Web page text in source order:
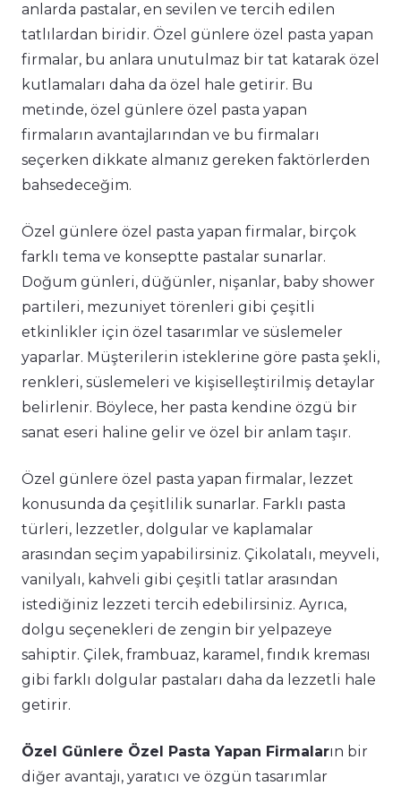
anlarda pastalar, en sevilen ve tercih edilen
tatlılardan biridir. Özel günlere özel pasta yapan
firmalar, bu anlara unutulmaz bir tat katarak özel
kutlamaları daha da özel hale getirir. Bu
metinde, özel günlere özel pasta yapan
firmaların avantajlarından ve bu firmaları
seçerken dikkate almanız gereken faktörlerden
bahsedeceğim.
Özel günlere özel pasta yapan firmalar, birçok
farklı tema ve konseptte pastalar sunarlar.
Doğum günleri, düğünler, nişanlar, baby shower
partileri, mezuniyet törenleri gibi çeşitli
etkinlikler için özel tasarımlar ve süslemeler
yaparlar. Müşterilerin isteklerine göre pasta şekli,
renkleri, süslemeleri ve kişiselleştirilmiş detaylar
belirlenir. Böylece, her pasta kendine özgü bir
sanat eseri haline gelir ve özel bir anlam taşır.
Özel günlere özel pasta yapan firmalar, lezzet
konusunda da çeşitlilik sunarlar. Farklı pasta
türleri, lezzetler, dolgular ve kaplamalar
arasından seçim yapabilirsiniz. Çikolatalı, meyveli,
vanilyalı, kahveli gibi çeşitli tatlar arasından
istediğiniz lezzeti tercih edebilirsiniz. Ayrıca,
dolgu seçenekleri de zengin bir yelpazeye
sahiptir. Çilek, frambuaz, karamel, fındık kreması
gibi farklı dolgular pastaları daha da lezzetli hale
getirir.
Özel Günlere Özel Pasta Yapan Firmaların bir
diğer avantajı, yaratıcı ve özgün tasarımlar